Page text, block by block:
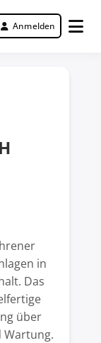
Nr. 1 Forum für
Investments
Anmelden
in
Das
über
Wartung.